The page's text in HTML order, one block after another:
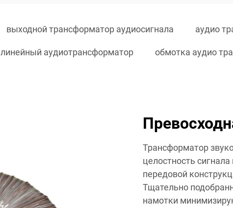
выходной трансформатор аудиосигнала аудио
линейный аудиотрансформатор обмотка аудио
Трансформатор
целостность
передовой
Тщательно
намотки